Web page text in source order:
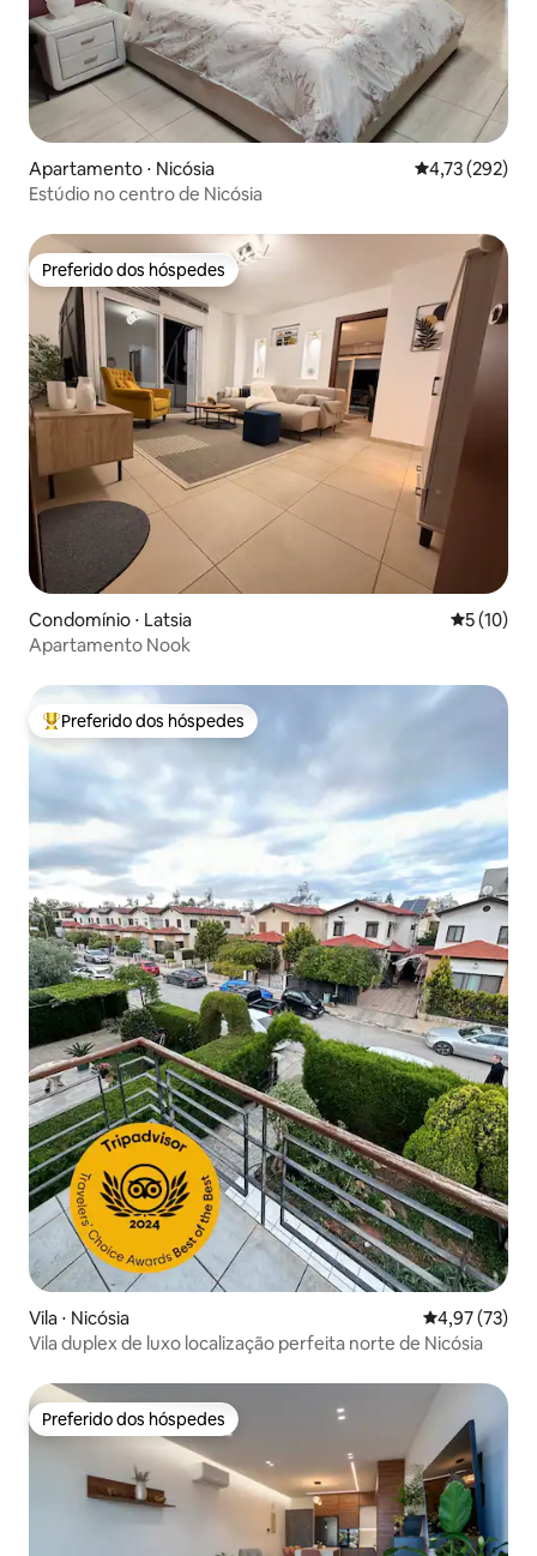
Apartamento ⋅ Nicósia 4,73 de uma
4,73 (292)
Estúdio no centro de Nicósia
Preferido dos hóspedes
Preferido dos hóspedes
Condomínio ⋅ Latsia 5 de uma
5 (10)
Apartamento Nook
Entre os melhores preferidos dos hóspedes
Preferido dos hóspedes
Vila ⋅ Nicósia 4,97 de uma
4,97 (73)
Vila duplex de luxo localização perfeita norte de Nicósia
Preferido dos hóspedes
Preferido dos hóspedes